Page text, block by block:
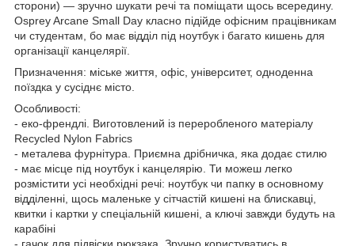
сторони) — зручно шукати речі та поміщати щось всередину.
Osprey Arcane Small Day класно підійде офісним працівникам
чи студентам, бо має відділ під ноутбук і багато кишень для
організації канцелярії.
Призначення: міське життя, офіс, університет, одноденна
поїздка у сусіднє місто.
Особливості:
- еко-френдлі. Виготовлений із переробленого матеріалу
Recycled Nylon Fabrics
- металева фурнітура. Приємна дрібничка, яка додає стилю
- має місце під ноутбук і канцелярію. Ти можеш легко
розмістити усі необхідні речі: ноутбук чи папку в основному
відділенні, щось маленьке у сітчастій кишені на блискавці,
квитки і картки у спеціальній кишені, а ключі завжди будуть на
карабіні
- гачок для підвіски рюкзака. Зручно користуватись в